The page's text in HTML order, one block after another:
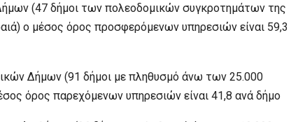
(47 δήμοι των πολεοδομικών συγκροτημάτων της
ο μέσος όρος προσφερόμενων υπηρεσιών είναι 59,3
Δήμων (91 δήμοι με πληθυσμό άνω των 25.000
όρος παρεχόμενων υπηρεσιών είναι 41,8 ανά δήμο